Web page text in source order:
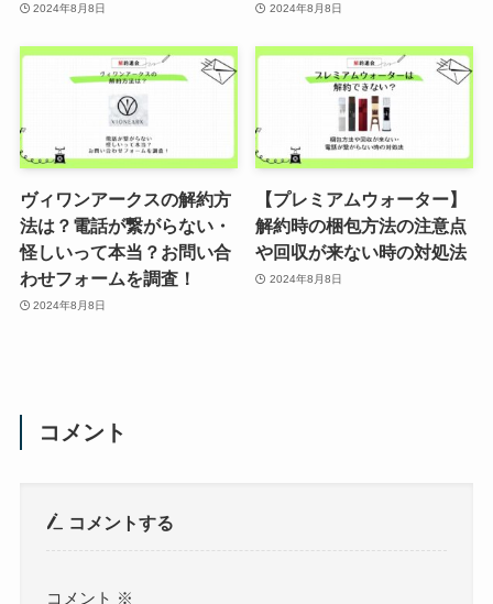
2024年8月8日 2024年8月8日
ヴィワンアークスの解約方
法は？電話が繋がらない・
怪しいって本当？お問い合
わせフォームを調査！
2024年8月8日
【プレミアムウォーター】
解約時の梱包方法の注意点
や回収が来ない時の対処法
2024年8月8日
コメント
コメントする
コメント ※